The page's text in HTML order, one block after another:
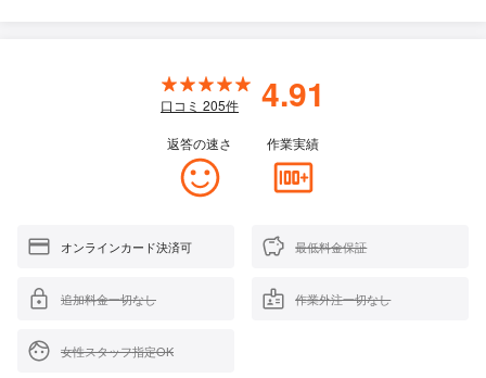
口コミ 205件 4.91
返答の速さ 作業実績
オンラインカード決済可 最低料金保証
追加料金一切なし 作業外注一切なし
女性スタッフ指定OK